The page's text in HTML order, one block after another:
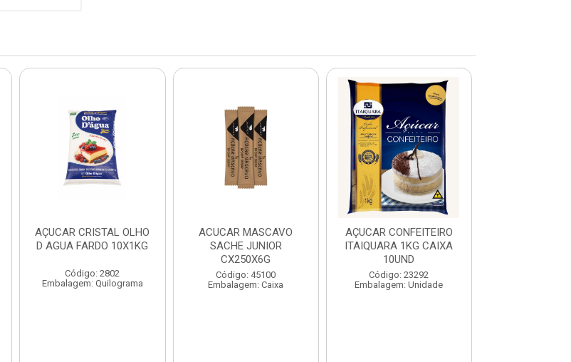
AÇUCAR CRISTAL OLHO
D AGUA FARDO 10X1KG
Código: 2802
Embalagem: Quilograma
ACUCAR MASCAVO
SACHE JUNIOR
CX250X6G
Código: 45100
Embalagem: Caixa
AÇUCAR CONFEITEIRO
ITAIQUARA 1KG CAIXA
10UND
Código: 23292
Embalagem: Unidade